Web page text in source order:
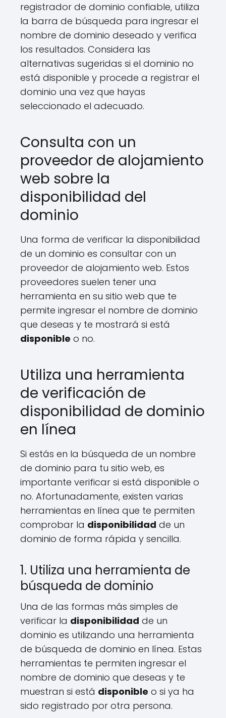
registrador de dominio confiable, utiliza
la barra de búsqueda para ingresar el
nombre de dominio deseado y verifica
los resultados. Considera las
alternativas sugeridas si el dominio no
está disponible y procede a registrar el
dominio una vez que hayas
seleccionado el adecuado.
Consulta con un
proveedor de alojamiento
web sobre la
disponibilidad del
dominio
Una forma de verificar la disponibilidad
de un dominio es consultar con un
proveedor de alojamiento web. Estos
proveedores suelen tener una
herramienta en su sitio web que te
permite ingresar el nombre de dominio
que deseas y te mostrará si está
disponible o no.
Utiliza una herramienta
de verificación de
disponibilidad de dominio
en línea
Si estás en la búsqueda de un nombre
de dominio para tu sitio web, es
importante verificar si está disponible o
no. Afortunadamente, existen varias
herramientas en línea que te permiten
comprobar la disponibilidad de un
dominio de forma rápida y sencilla.
1. Utiliza una herramienta de
búsqueda de dominio
Una de las formas más simples de
verificar la disponibilidad de un
dominio es utilizando una herramienta
de búsqueda de dominio en línea. Estas
herramientas te permiten ingresar el
nombre de dominio que deseas y te
muestran si está disponible o si ya ha
sido registrado por otra persona.